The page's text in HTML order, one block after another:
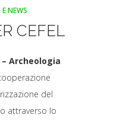
NEWS
CEFEL
– Archeologia
del
attraverso lo